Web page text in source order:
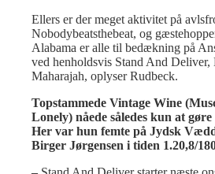
Ellers er der meget aktivitet på
Nobodybeatsthebeat, og
Alabama er alle til bedækning på
ved henholdsvis Stand And
Maharajah, oplyser Rudbeck.
Topstammede Vintage Wine
Lonely) nåede således kun at
Her var hun femte på Jydsk
Birger Jørgensen i tiden 1.20,8/